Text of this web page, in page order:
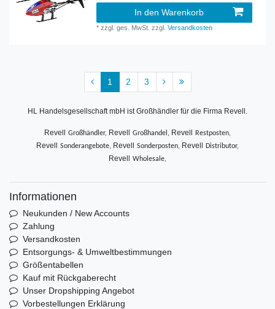
In den Warenkorb
*zzgl. ges. MwSt. zzgl.Versandkosten
1 2 3
HL Handelsgesellschaft mbH ist Großhändler für die Firma Revell.
Revell Großhändler, Revell Großhandel, Revell Restposten,
Revell Sonderangebote, Revell Sonderposten, Revell Distributor,
Revell Wholesale,
Informationen
Neukunden / New Accounts
Zahlung
Versandkosten
Entsorgungs- & Umweltbestimmungen
Größentabellen
Kauf mit Rückgaberecht
Unser Dropshipping Angebot
Vorbestellungen Erklärung